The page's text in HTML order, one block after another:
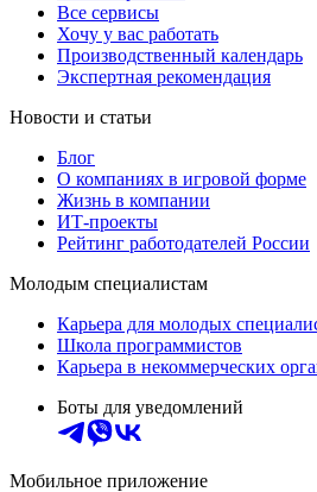
Все сервисы
Хочу у вас работать
Производственный календарь
Экспертная рекомендация
Новости и статьи
Блог
О компаниях в игровой форме
Жизнь в компании
ИТ-проекты
Рейтинг работодателей России
Молодым специалистам
Карьера для молодых
Школа программистов
Карьера в некоммерческих
Боты для уведомлений
Мобильное приложение